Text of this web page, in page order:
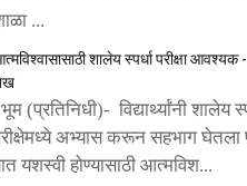
...
शालेय स्पर्धा परीक्षा
भूम (प्रतिनिधी)- विद्यार्थ्यांनी शालेय
अभ्यास करून सहभाग घेतला
यशस्वी होण्यासाठी आत्मविश...